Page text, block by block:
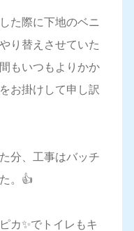
た際に下地のベニ
り替えさせていた
もいつもよりかか
お掛けして申し訳
分、工事はバッチ
。👍
カ✨でトイレもキ